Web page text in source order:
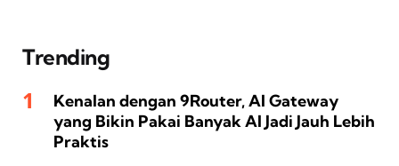
Trending
Kenalan dengan 9Router, AI Gateway
yang Bikin Pakai Banyak AI Jadi Jauh Lebih
Praktis